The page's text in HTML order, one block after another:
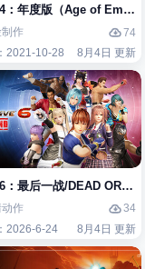
Reloaded Edition
：年度版（Age of
制作
74
2021-10-28
8月4日 更新
6：最后一战/DEAD OR
动作
34
2026-6-24
8月4日 更新